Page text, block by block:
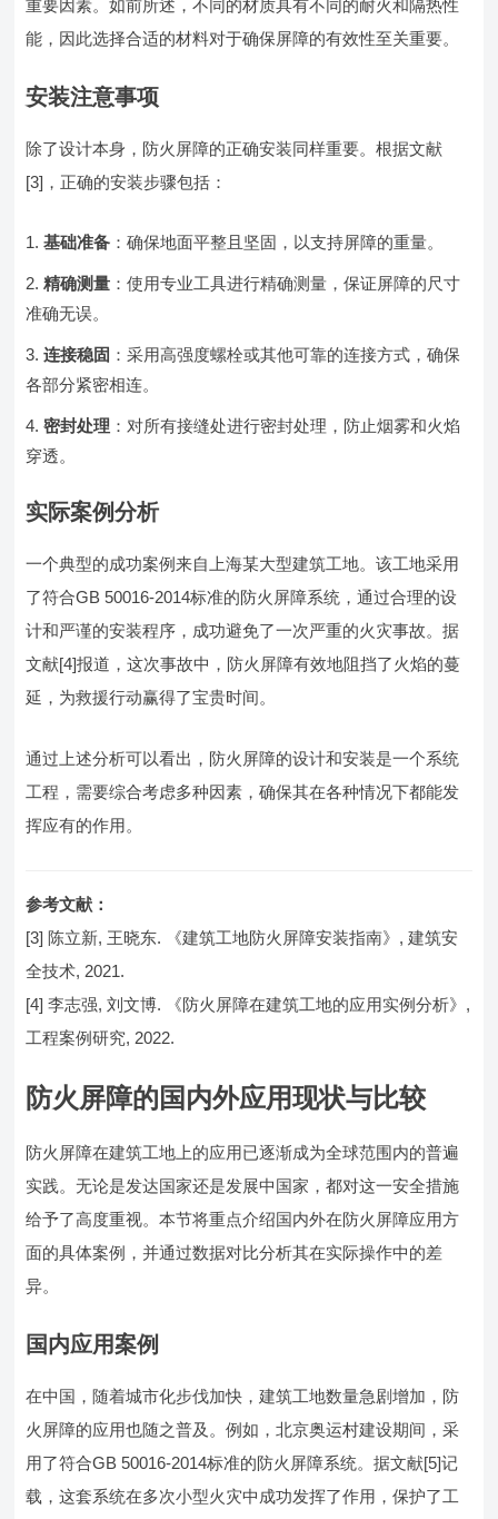
重要因素。如前所述，不同的材质具有不同的耐火和隔热性
能，因此选择合适的材料对于确保屏障的有效性至关重要。
安装注意事项
除了设计本身，防火屏障的正确安装同样重要。根据文献
[3]，正确的安装步骤包括：
基础准备 ：确保地面平整且坚固，以支持屏障的重量。
精确测量 ：使用专业工具进行精确测量，保证屏障的尺寸
准确无误。
连接稳固 ：采用高强度螺栓或其他可靠的连接方式，确保
各部分紧密相连。
密封处理 ：对所有接缝处进行密封处理，防止烟雾和火焰
穿透。
实际案例分析
一个典型的成功案例来自上海某大型建筑工地。该工地采用
了符合GB 50016-2014标准的防火屏障系统，通过合理的设
计和严谨的安装程序，成功避免了一次严重的火灾事故。据
文献[4]报道，这次事故中，防火屏障有效地阻挡了火焰的蔓
延，为救援行动赢得了宝贵时间。
通过上述分析可以看出，防火屏障的设计和安装是一个系统
工程，需要综合考虑多种因素，确保其在各种情况下都能发
挥应有的作用。
参考文献：
[3] 陈立新, 王晓东. 《建筑工地防火屏障安装指南》, 建筑安
全技术, 2021.
[4] 李志强, 刘文博. 《防火屏障在建筑工地的应用实例分析》,
工程案例研究, 2022.
防火屏障的国内外应用现状与比较
防火屏障在建筑工地上的应用已逐渐成为全球范围内的普遍
实践。无论是发达国家还是发展中国家，都对这一安全措施
给予了高度重视。本节将重点介绍国内外在防火屏障应用方
面的具体案例，并通过数据对比分析其在实际操作中的差
异。
国内应用案例
在中国，随着城市化步伐加快，建筑工地数量急剧增加，防
火屏障的应用也随之普及。例如，北京奥运村建设期间，采
用了符合GB 50016-2014标准的防火屏障系统。据文献[5]记
载，这套系统在多次小型火灾中成功发挥了作用，保护了工